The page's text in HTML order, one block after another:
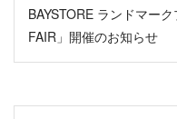
BAYSTORE ランドマー
FAIR」開催のお知らせ